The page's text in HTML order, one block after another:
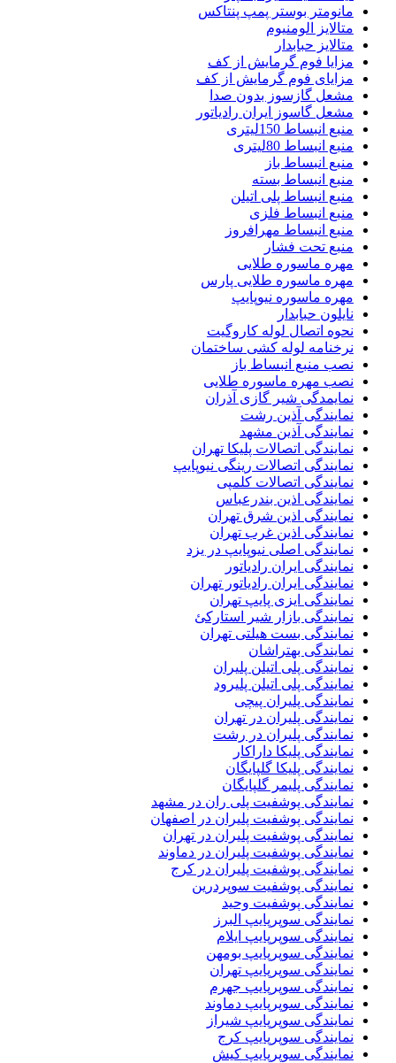
مانومتر بوستر پمپ پنتاکس
متالایز الومنیوم
متالایز حبابدار
مزایا فوم گرمایش از کف
مزایای فوم گرمایش از کف
مشعل گازسوز بدون صدا
مشعل گاسوز ایران رادیاتور
منبع انبساط 150لیتری
منبع انبساط 80لیتری
منبع انبساط باز
منبع انبساط بسته
منبع انبساط پلی اتیلن
منبع انبساط فلزی
منبع انبساط مهرافروز
منبع تحت فشار
مهره ماسوره طلایی
مهره ماسوره طلایی پارس
مهره ماسوره نیوپایپ
نایلون حبابدار
نحوه اتصال لوله کاروگیت
نرخنامه لوله کشی ساختمان
نصب منبع انبساط باز
نصب مهره ماسوره طلایی
نمایمدگی شیر گازی آذران
نمایندگی آذین رشت
نمایندگی آذین مشهد
نمایندگی اتصالات پلیکا تهران
نمایندگی اتصالات رینگی نیوپایپ
نمایندگی اتصالات کلمپی
نمایندگی اذین بندرعباس
نمایندگی اذین شرق تهران
نمایندگی اذین غرب تهران
نمایندگی اصلی نیوپایپ در یزد
نمایندگی ایران رادیاتور
نمایندگی ایران رادیاتور تهران
نمایندگی ایزی پایپ تهران
نمایندگی بازار شیر استارکئ
نمایندگی بست هیلتی تهران
نمایندگی بهتراشان
نمایندگی پلی اتیلن پلیران
نمایندگی پلی اتیلن پلیرود
نمایندگی پلیران پیچی
نمایندگی پلیران در تهران
نمایندگی پلیران در رشت
نمایندگی پلیکا داراکار
نمایندگی پلیکا گلپایگان
نمایندگی پلیمر گلپایگان
نمایندگی پوشفیت پلی ران در مشهد
نمایندگی پوشفیت پلیران در اصفهان
نمایندگی پوشفیت پلیران در تهران
نمایندگی پوشفیت پلیران در دماوند
نمایندگی پوشفیت پلیران در کرج
نمایندگی پوشفیت سوپردرین
نمایندگی پوشفیت وحید
نمایندگی سوپرپایپ البرز
نمایندگی سوپرپایپ ایلام
نمایندگی سوپرپایپ بومهن
نمایندگی سوپرپایپ تهران
نمایندگی سوپرپایپ جهرم
نمایندگی سوپرپایپ دماوند
نمایندگی سوپرپایپ شیراز
نمایندگی سوپرپایپ کرج
نمایندگی سوپرپایپ کیش